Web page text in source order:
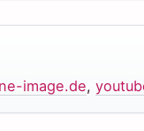
image.de,